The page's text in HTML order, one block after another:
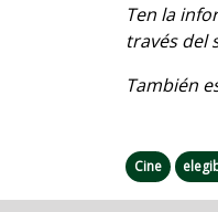
Ten la
través del
También
Cine